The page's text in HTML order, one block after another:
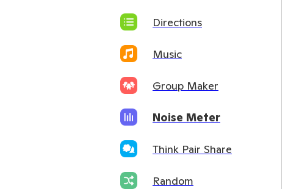
Directions
Music
Group Maker
Noise Meter
Think Pair Share
Random